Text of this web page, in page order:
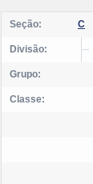
Seção: C
Divisão:
Grupo:
Classe: